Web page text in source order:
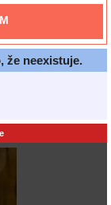
že neexistuje.